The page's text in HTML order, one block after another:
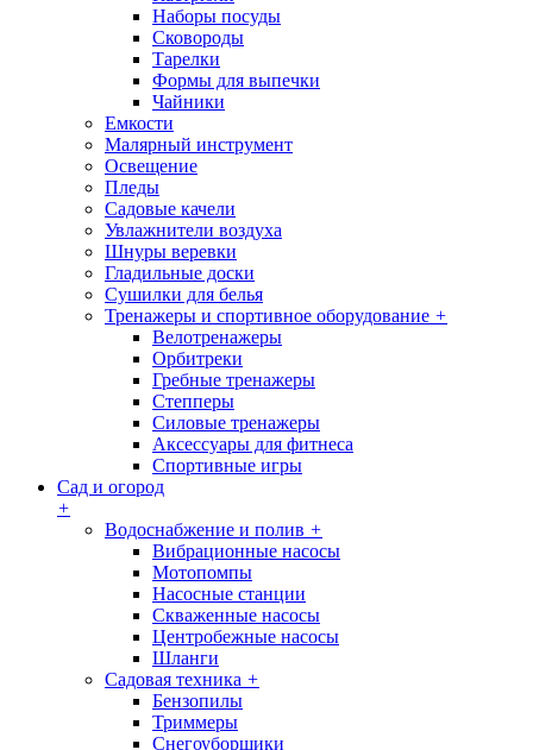
Наборы посуды
Сковороды
Тарелки
Формы для выпечки
Чайники
Емкости
Малярный инструмент
Освещение
Пледы
Садовые качели
Увлажнители воздуха
Шнуры веревки
Гладильные доски
Сушилки для белья
Тренажеры и спортивное оборудование +
Велотренажеры
Орбитреки
Гребные тренажеры
Степперы
Силовые тренажеры
Аксессуары для фитнеса
Спортивные игры
Сад и огород
+
Водоснабжение и полив +
Вибрационные насосы
Мотопомпы
Насосные станции
Скваженные насосы
Центробежные насосы
Шланги
Садовая техника +
Бензопилы
Триммеры
Снегоуборщики